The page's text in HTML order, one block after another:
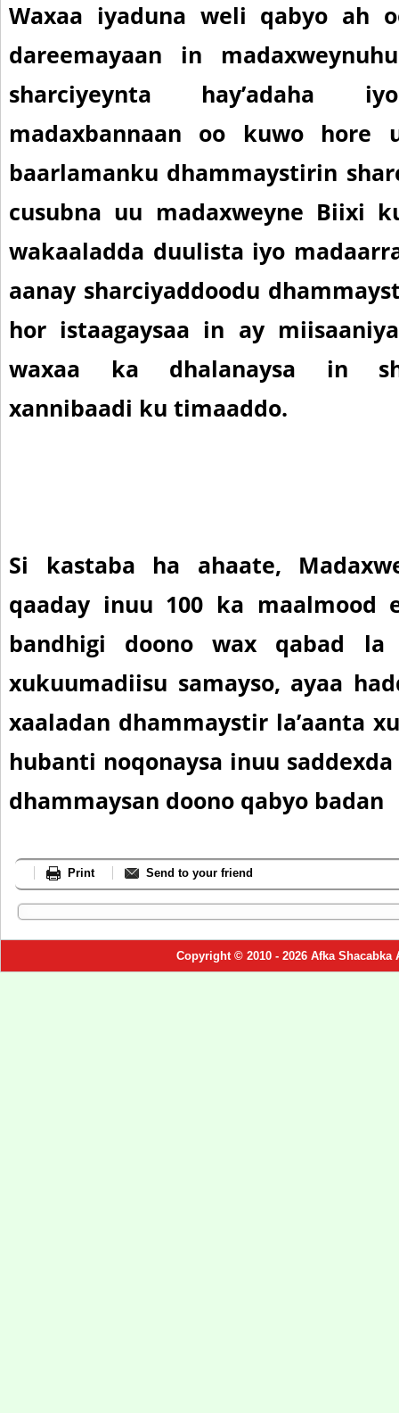
Waxaa iyaduna weli qabyo ah
dareemayaan in
sharciyeynta hay’adaha
madaxbannaan oo kuwo
baarlamanku dhammaystirin
cusubna uu madaxweyne Biixi
wakaaladda duulista iyo
aanay sharciyaddoodu
hor istaagaysaa in ay
waxaa ka dhalanaysa in
xannibaadi ku timaaddo.
Si kastaba ha ahaate,
qaaday inuu 100 ka maalmood
bandhigi doono wax qabad
xukuumadiisu samayso, ayaa
xaaladan dhammaystir la’aanta
hubanti noqonaysa inuu
dhammaysan doono qabyo badan
Print Send to your friend
Copyright © 2010 - 2026 Afka